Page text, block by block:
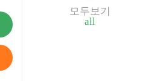
all
모두보기